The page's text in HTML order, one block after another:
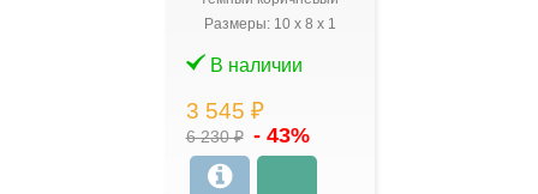
Размеры: 10 x 8 x 1
В наличии
3 545 ₽
6 230 ₽ - 43%